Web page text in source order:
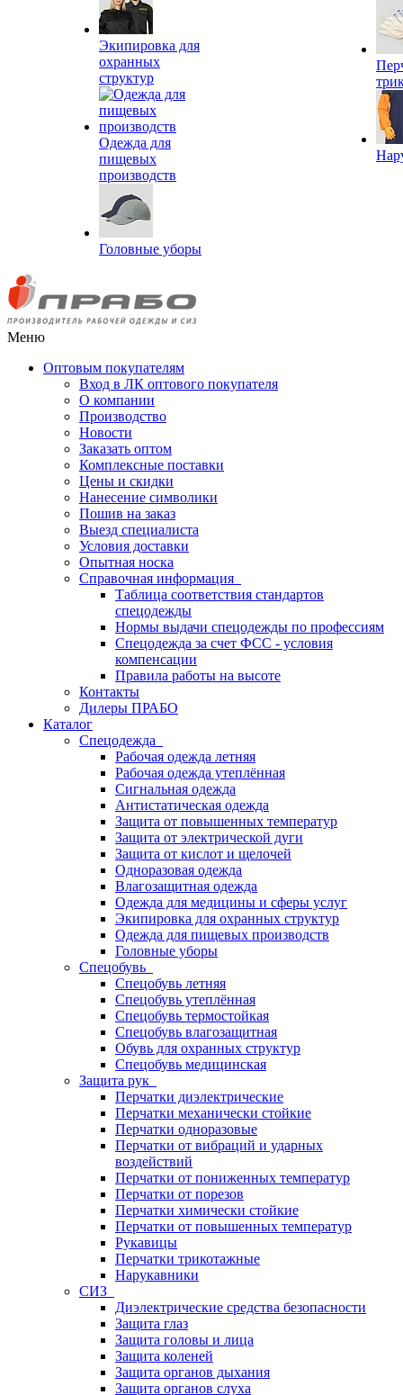
Экипировка для
охранных
структур
Одежда для
пищевых
производств
Головные уборы
Меню
Оптовым покупателям
Вход в ЛК оптового покупателя
О компании
Производство
Новости
Заказать оптом
Комплексные поставки
Цены и скидки
Нанесение символики
Пошив на заказ
Выезд специалиста
Условия доставки
Опытная носка
Справочная информация
Таблица соответствия стандартов
спецодежды
Нормы выдачи спецодежды по профессиям
Спецодежда за счет ФСС - условия
компенсации
Правила работы на высоте
Контакты
Дилеры ПРАБО
Каталог
Спецодежда
Рабочая одежда летняя
Рабочая одежда утеплённая
Сигнальная одежда
Антистатическая одежда
Защита от повышенных температур
Защита от электрической дуги
Защита от кислот и щелочей
Одноразовая одежда
Влагозащитная одежда
Одежда для медицины и сферы услуг
Экипировка для охранных структур
Одежда для пищевых производств
Головные уборы
Спецобувь
Спецобувь летняя
Спецобувь утеплённая
Спецобувь термостойкая
Спецобувь влагозащитная
Обувь для охранных структур
Спецобувь медицинская
Защита рук
Перчатки диэлектрические
Перчатки механически стойкие
Перчатки одноразовые
Перчатки от вибраций и ударных
воздействий
Перчатки от пониженных температур
Перчатки от порезов
Перчатки химически стойкие
Перчатки от повышенных температур
Рукавицы
Перчатки трикотажные
Нарукавники
СИЗ
Диэлектрические средства безопасности
Защита глаз
Защита головы и лица
Защита коленей
Защита органов дыхания
Защита органов слуха